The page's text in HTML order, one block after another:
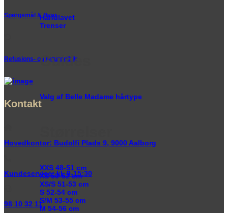
Håndlavet
Trenser
Guides
Valg af Belle Madame hårtype
XXS 48-51 cm
XS 50-52 cm
XS/S 51-53 cm
S 52-54 cm
S/M 53-55 cm
M 54-56 cm
Spørgsmål & Svar
Refusions- og returpolitik
Kontakt
Hovedkontor: Budolfi Plads 9, 9000 Aalborg
Kundeservice: kl. 9-15:30
98 10 32 11